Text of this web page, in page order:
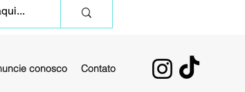
conosco Contato